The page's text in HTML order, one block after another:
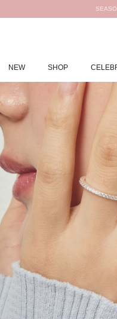
NEW SHOP